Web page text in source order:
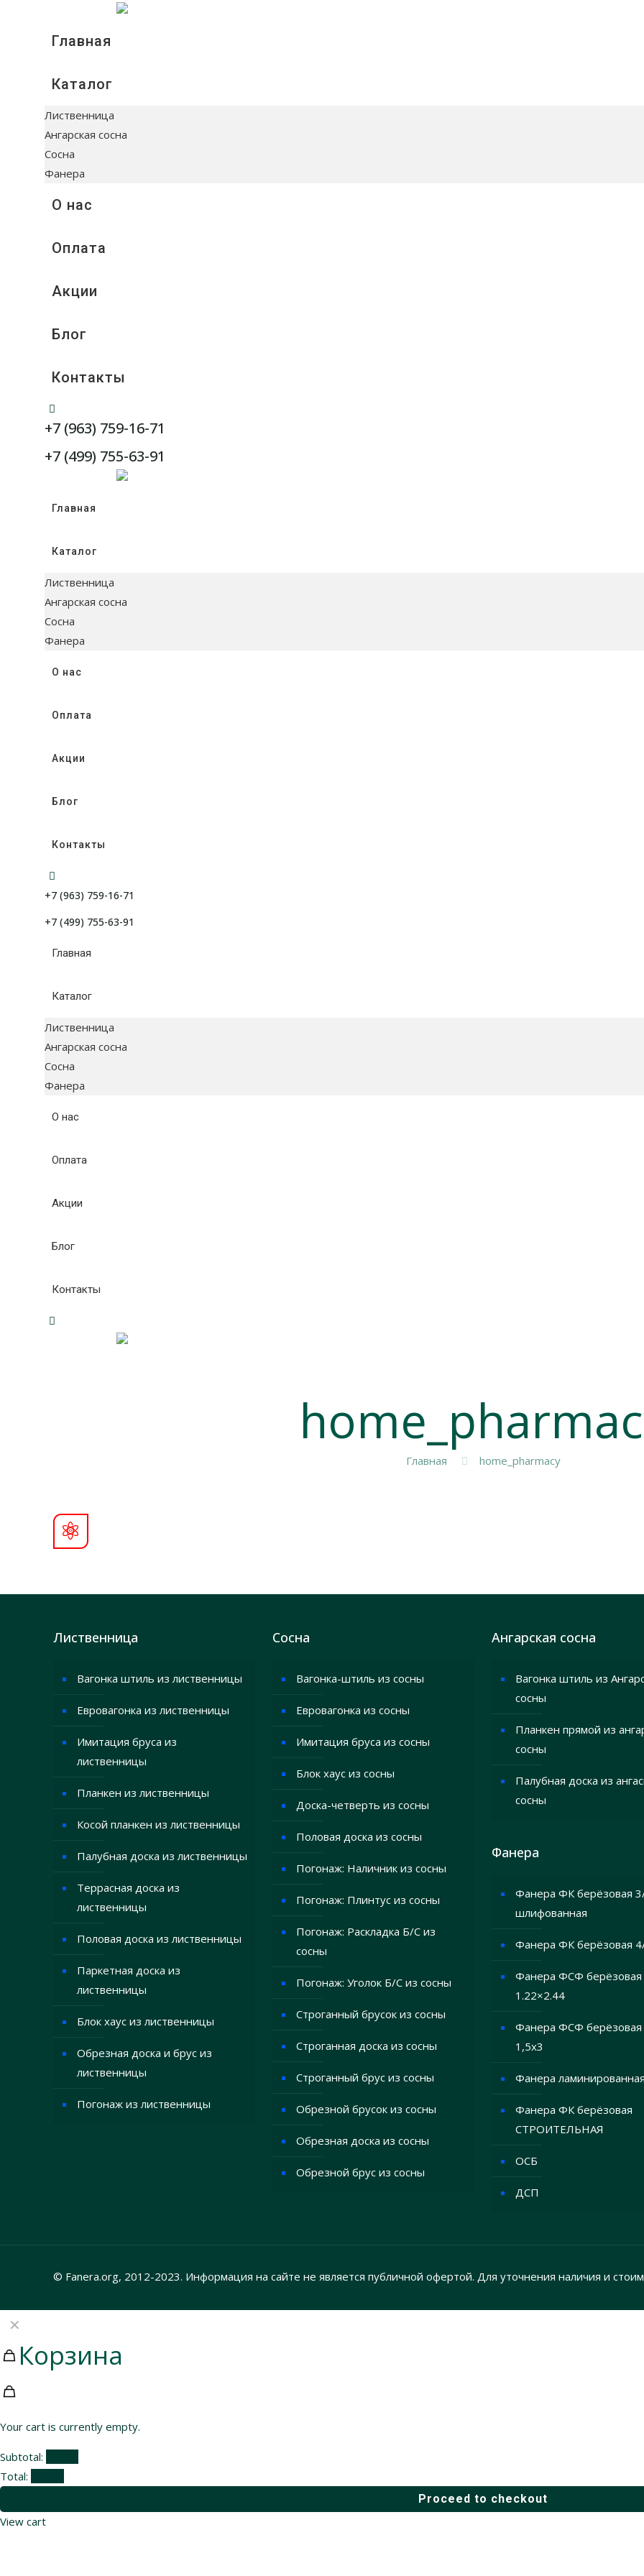
Главная
Каталог
Лиственница
Ангарская сосна
Сосна
Фанера
О нас
Оплата
Акции
Блог
Контакты
Telegram
WhatsApp
+7 (963) 759-16-71
+7 (499) 755-63-91
Главная
Каталог
Лиственница
Ангарская сосна
Сосна
Фанера
О нас
Оплата
Акции
Блог
Контакты
+7 (963) 759-16-71
+7 (499) 755-63-91
Главная
Каталог
Лиственница
Ангарская сосна
Сосна
Фанера
О нас
Оплата
Акции
Блог
Контакты
Главная home_pharmacy
Лиственница
Вагонка штиль из лиственницы
Евровагонка из лиственницы
Имитация бруса из
лиственницы
Планкен из лиственницы
Косой планкен из лиственницы
Палубная доска из лиственницы
Террасная доска из
лиственницы
Половая доска из лиственницы
Паркетная доска из
лиственницы
Блок хаус из лиственницы
Обрезная доска и брус из
лиственницы
Погонаж из лиственницы
Сосна
Вагонка-штиль из сосны
Евровагонка из сосны
Имитация бруса из сосны
Блок хаус из сосны
Доска-четверть из сосны
Половая доска из сосны
Погонаж: Наличник из сосны
Погонаж: Плинтус из сосны
Погонаж: Раскладка Б/С из
сосны
Погонаж: Уголок Б/С из сосны
Строганный брусок из сосны
Строганная доска из сосны
Строганный брус из сосны
Обрезной брусок из сосны
Обрезная доска из сосны
Обрезной брус из сосны
Ангарская сосна
Вагонка штиль из
сосны
Планкен прямой из
сосны
Палубная доска из
сосны
Фанера
Фанера ФК берёзовая
шлифованная
Фанера ФК берёзовая
Фанера ФСФ
1.22×2.44
Фанера ФСФ
1,5х3
Фанера
Фанера ФК берёзовая
СТРОИТЕЛЬНАЯ
ОСБ
ДСП
© Fanera.org, 2012-2023. Информация на сайте не является публичной офертой. Для уточнения наличия и
✕
Корзина
Your cart is currently empty.
Subtotal:
Total:
Proceed to checkout
View cart